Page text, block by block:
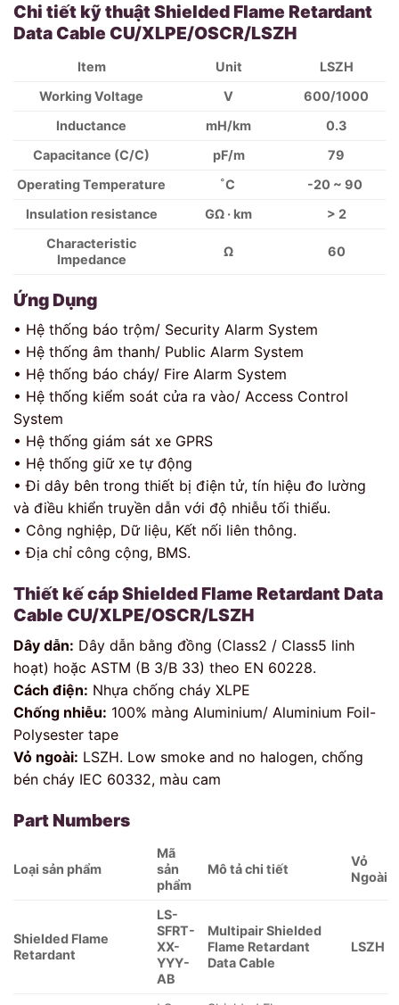
Chi tiết kỹ thuậtShielded Flame Retardant
Data Cable CU/XLPE/OSCR/LSZH
Item Unit
LSZH
Working Voltage
V
600/1000
Inductance
mH/km
0.3
Capacitance (C/C)
pF/m
79
Operating Temperature
˚C
-20 ~ 90
Insulation resistance
GΩ · km
> 2
Characteristic
Impedance
Ω 60
Ứng Dụng
• Hệ thống báo trộm/ Security Alarm System
• Hệ thống âm thanh/ Public Alarm System
• Hệ thống báo cháy/ Fire Alarm System
• Hệ thống kiểm soát cửa ra vào/ Access Control
System
• Hệ thống giám sát xe GPRS
• Hệ thống giữ xe tự động
• Đi dây bên trong thiết bị điện tử, tín hiệu đo lường
và điều khiển truyền dẫn với độ nhiễu tối thiểu.
• Công nghiệp, Dữ liệu, Kết nối liên thông.
• Địa chỉ công cộng, BMS.
Thiết kế cápShielded Flame Retardant Data
Cable CU/XLPE/OSCR/LSZH
Dây dẫn: Dây dẫn bằng đồng (Class2 / Class5 linh
hoạt) hoặc ASTM (B 3/B 33) theo EN 60228.
Cách điện: Nhựa chống cháy XLPE
Chống nhiễu: 100% màng Aluminium/ Aluminium Foil-
Polysester tape
Vỏ ngoài: LSZH. Low smoke and no halogen, chống
bén cháy IEC 60332, màu cam
Part Numbers
Loại sản phẩm
Mã
sản
phẩm
Mô tả chi tiết
Vỏ
Ngoài
Shielded Flame
Retardant
LS-
SFRT-
XX-
YYY-
AB
Multipair Shielded
Flame Retardant
Data Cable
LSZH